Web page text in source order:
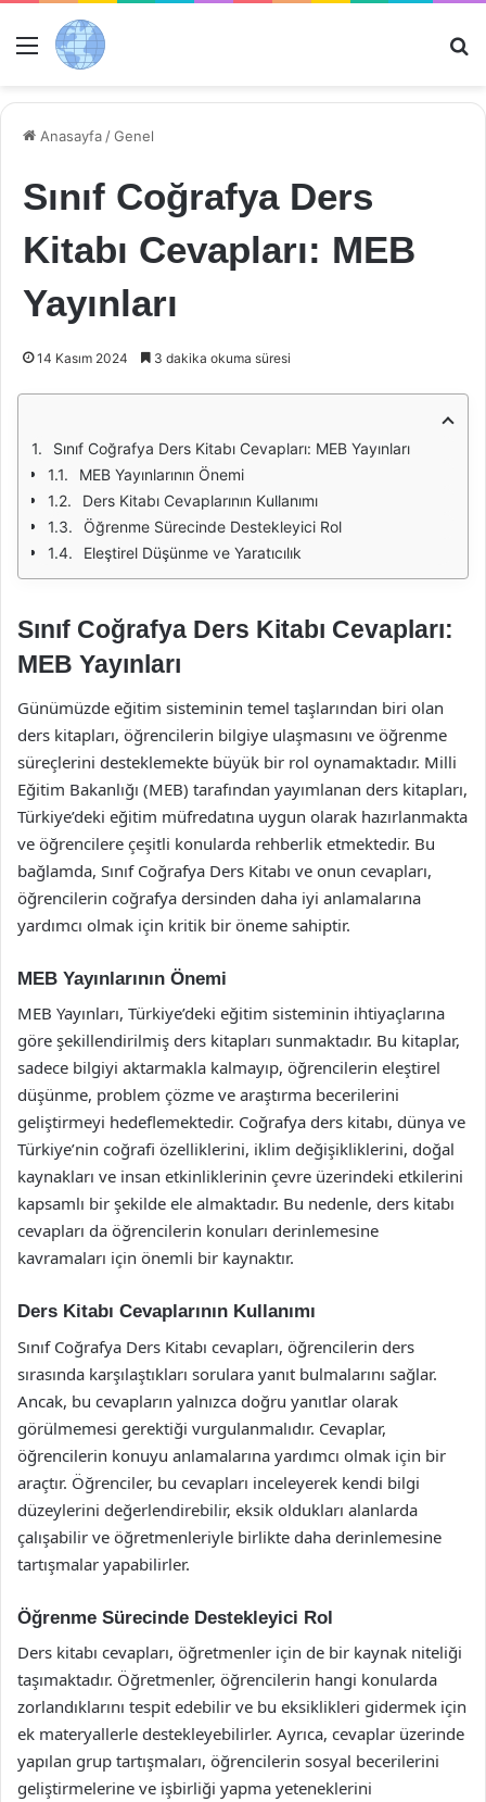
Menü
Anasayfa /Genel
Sınıf Coğrafya Ders
Kitabı Cevapları: MEB
Yayınları
14 Kasım 2024 3 dakika okuma süresi
Sınıf Coğrafya Ders Kitabı Cevapları: MEB Yayınları
MEB Yayınlarının Önemi
Ders Kitabı Cevaplarının Kullanımı
Öğrenme Sürecinde Destekleyici Rol
Eleştirel Düşünme ve Yaratıcılık
Sınıf Coğrafya Ders Kitabı Cevapları:
MEB Yayınları
Günümüzde eğitim sisteminin temel taşlarından biri olan
ders kitapları, öğrencilerin bilgiye ulaşmasını ve öğrenme
süreçlerini desteklemekte büyük bir rol oynamaktadır. Milli
Eğitim Bakanlığı (MEB) tarafından yayımlanan ders kitapları,
Türkiye’deki eğitim müfredatına uygun olarak hazırlanmakta
ve öğrencilere çeşitli konularda rehberlik etmektedir. Bu
bağlamda, Sınıf Coğrafya Ders Kitabı ve onun cevapları,
öğrencilerin coğrafya dersinden daha iyi anlamalarına
yardımcı olmak için kritik bir öneme sahiptir.
MEB Yayınlarının Önemi
MEB Yayınları, Türkiye’deki eğitim sisteminin ihtiyaçlarına
göre şekillendirilmiş ders kitapları sunmaktadır. Bu kitaplar,
sadece bilgiyi aktarmakla kalmayıp, öğrencilerin eleştirel
düşünme, problem çözme ve araştırma becerilerini
geliştirmeyi hedeflemektedir. Coğrafya ders kitabı, dünya ve
Türkiye’nin coğrafi özelliklerini, iklim değişikliklerini, doğal
kaynakları ve insan etkinliklerinin çevre üzerindeki etkilerini
kapsamlı bir şekilde ele almaktadır. Bu nedenle, ders kitabı
cevapları da öğrencilerin konuları derinlemesine
kavramaları için önemli bir kaynaktır.
Ders Kitabı Cevaplarının Kullanımı
Sınıf Coğrafya Ders Kitabı cevapları, öğrencilerin ders
sırasında karşılaştıkları sorulara yanıt bulmalarını sağlar.
Ancak, bu cevapların yalnızca doğru yanıtlar olarak
görülmemesi gerektiği vurgulanmalıdır. Cevaplar,
öğrencilerin konuyu anlamalarına yardımcı olmak için bir
araçtır. Öğrenciler, bu cevapları inceleyerek kendi bilgi
düzeylerini değerlendirebilir, eksik oldukları alanlarda
çalışabilir ve öğretmenleriyle birlikte daha derinlemesine
tartışmalar yapabilirler.
Öğrenme Sürecinde Destekleyici Rol
Ders kitabı cevapları, öğretmenler için de bir kaynak niteliği
taşımaktadır. Öğretmenler, öğrencilerin hangi konularda
zorlandıklarını tespit edebilir ve bu eksiklikleri gidermek için
ek materyallerle destekleyebilirler. Ayrıca, cevaplar üzerinde
yapılan grup tartışmaları, öğrencilerin sosyal becerilerini
geliştirmelerine ve işbirliği yapma yeteneklerini